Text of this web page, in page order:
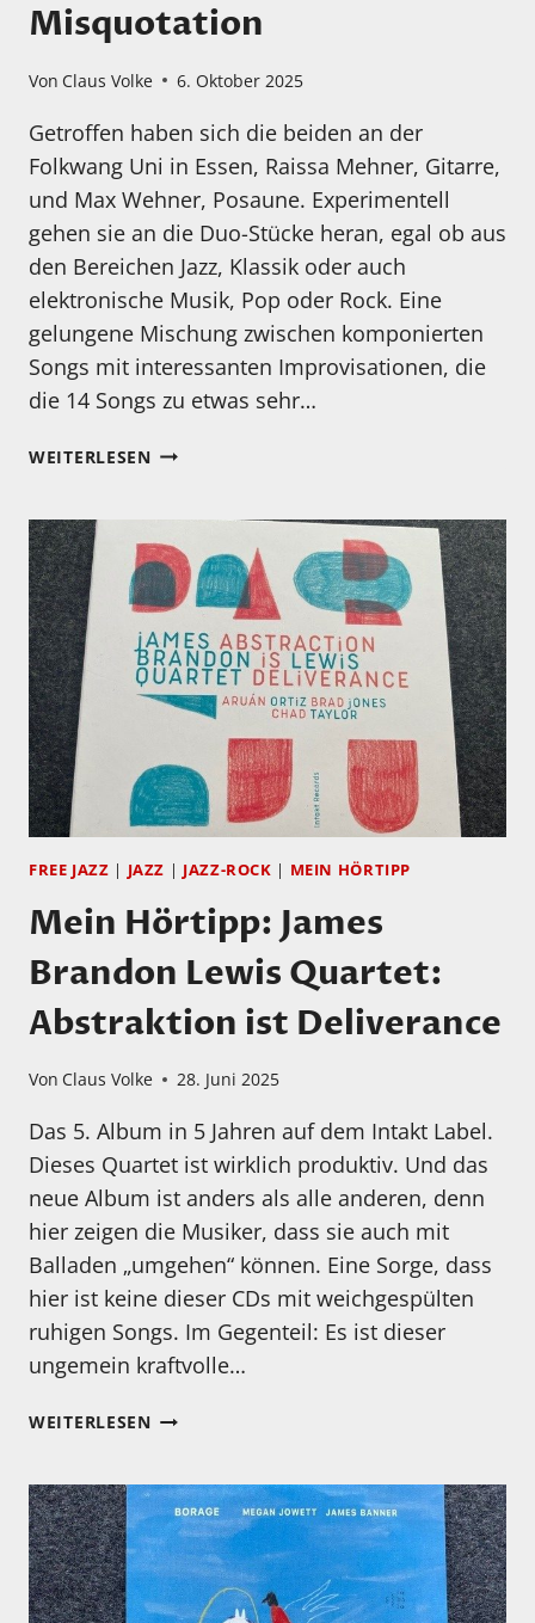
Misquotation
Von Claus Volke 6. Oktober 2025
Getroffen haben sich die beiden an der
Folkwang Uni in Essen, Raissa Mehner, Gitarre,
und Max Wehner, Posaune. Experimentell
gehen sie an die Duo-Stücke heran, egal ob aus
den Bereichen Jazz, Klassik oder auch
elektronische Musik, Pop oder Rock. Eine
gelungene Mischung zwischen komponierten
Songs mit interessanten Improvisationen, die
die 14 Songs zu etwas sehr…
WEITERLESENMEIN
FREE JAZZ | JAZZ | JAZZ-ROCK | MEIN HÖRTIPP
Mein Hörtipp: James
Brandon Lewis Quartet:
Abstraktion ist Deliverance
Von Claus Volke 28. Juni 2025
Das 5. Album in 5 Jahren auf dem Intakt Label.
Dieses Quartet ist wirklich produktiv. Und das
neue Album ist anders als alle anderen, denn
hier zeigen die Musiker, dass sie auch mit
Balladen „umgehen“ können. Eine Sorge, dass
hier ist keine dieser CDs mit weichgespülten
ruhigen Songs. Im Gegenteil: Es ist dieser
ungemein kraftvolle…
WEITERLESENMEIN
BRANDON
LEWIS
QUARTET:
ABSTRAKTION
IST